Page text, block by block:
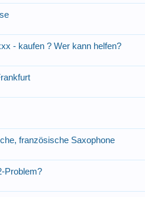
- kaufen ? Wer kann helfen?
französische Saxophone
Problem?